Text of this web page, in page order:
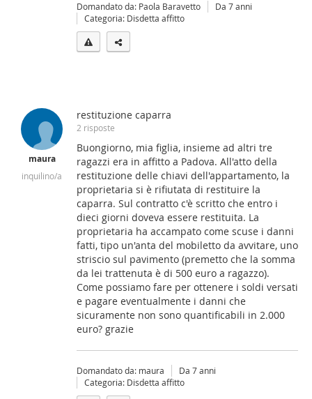
Domandato da: Paola Baravetto
Da 7 anni
Categoria: Disdetta affitto
maura
inquilino/a
restituzione caparra
2 risposte
Buongiorno, mia figlia, insieme ad altri tre
ragazzi era in affitto a Padova. All'atto della
restituzione delle chiavi dell'appartamento, la
proprietaria si è rifiutata di restituire la
caparra. Sul contratto c'è scritto che entro i
dieci giorni doveva essere restituita. La
proprietaria ha accampato come scuse i danni
fatti, tipo un'anta del mobiletto da avvitare, uno
striscio sul pavimento (premetto che la somma
da lei trattenuta è di 500 euro a ragazzo).
Come possiamo fare per ottenere i soldi versati
e pagare eventualmente i danni che
sicuramente non sono quantificabili in 2.000
euro? grazie
Domandato da: maura
Da 7 anni
Categoria: Disdetta affitto